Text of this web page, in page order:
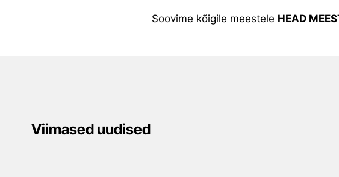
Soovime kõigile meestele HEAD
Viimased uudised